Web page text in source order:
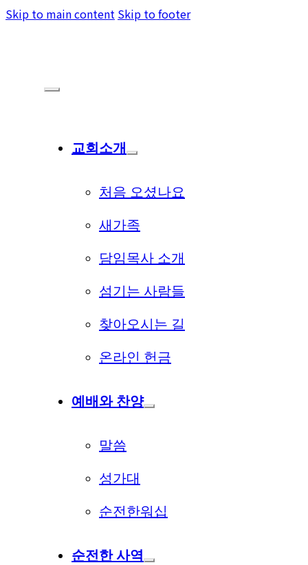
Skip to main content Skip to footer
교회소개
처음 오셨나요
새가족
담임목사 소개
섬기는 사람들
찾아오시는 길
온라인 헌금
예배와 찬양
말씀
성가대
순전한워십
순전한 사역